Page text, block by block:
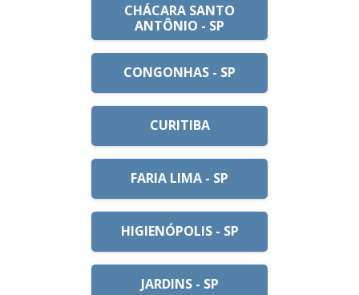
CHÁCARA SANTO
ANTÔNIO - SP
CONGONHAS - SP
CURITIBA
FARIA LIMA - SP
HIGIENÓPOLIS - SP
JARDINS - SP